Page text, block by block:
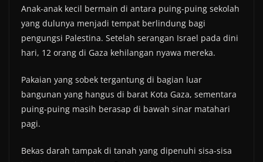
Anak-anak kecil bermain di antara puing-puing sekolah
yang dulunya menjadi tempat berlindung bagi
pengungsi Palestina. Setelah serangan Israel pada dini
hari, 12 orang di Gaza kehilangan nyawa mereka.
Pakaian yang sobek tergantung di bagian luar
bangunan yang hangus di barat Kota Gaza, sementara
puing-puing masih berasap di bawah sinar matahari
pagi.
Bekas darah tampak di tanah yang dipenuhi sisa-sisa